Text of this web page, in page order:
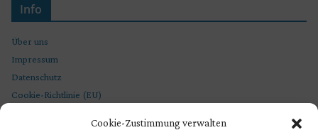
Cookie-Zustimmung verwalten
Info
Über uns
Impressum
Datenschutz
Cookie-Richtlinie (EU)